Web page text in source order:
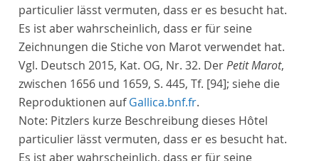
particulier lässt vermuten, dass er es besucht hat.
Es ist aber wahrscheinlich, dass er für seine
Zeichnungen die Stiche von Marot verwendet hat.
Vgl. Deutsch 2015, Kat. OG, Nr. 32. DerPetit Marot,
zwischen 1656 und 1659, S. 445, Tf. [94]; siehe die
Reproduktionen aufGallica.bnf.fr.
Note: Pitzlers kurze Beschreibung dieses Hôtel
particulier lässt vermuten, dass er es besucht hat.
Es ist aber wahrscheinlich, dass er für seine